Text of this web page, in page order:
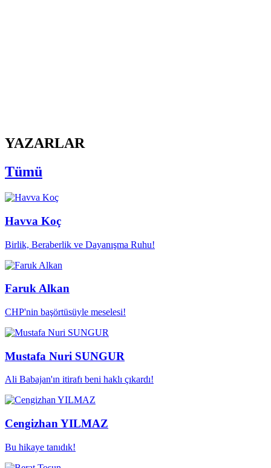
YAZARLAR
Tümü
Havva Koç
Birlik, Beraberlik ve Dayanışma Ruhu!
Faruk Alkan
CHP'nin başörtüsüyle meselesi!
Mustafa Nuri SUNGUR
Ali Babajan'ın itirafı beni haklı çıkardı!
Cengizhan YILMAZ
Bu hikaye tanıdık!